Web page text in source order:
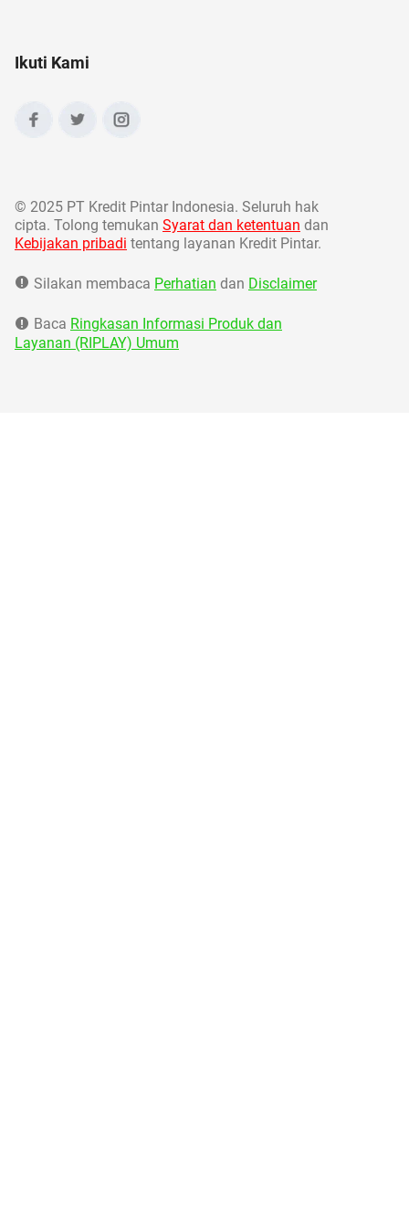
Ikuti Kami
© 2025 PT Kredit Pintar Indonesia. Seluruh hak
cipta. Tolong temukan Syarat dan ketentuan dan
Kebijakan pribadi tentang layanan Kredit Pintar.
Silakan membaca Perhatian dan Disclaimer
Baca Ringkasan Informasi Produk dan
Layanan (RIPLAY) Umum